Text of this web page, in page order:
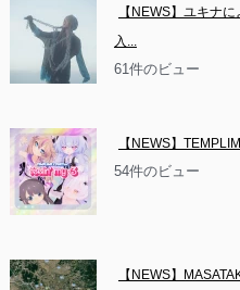
【NEWS】ユキナ
入...
61件のビュー
【NEWS】
54件のビュー
【NEWS】